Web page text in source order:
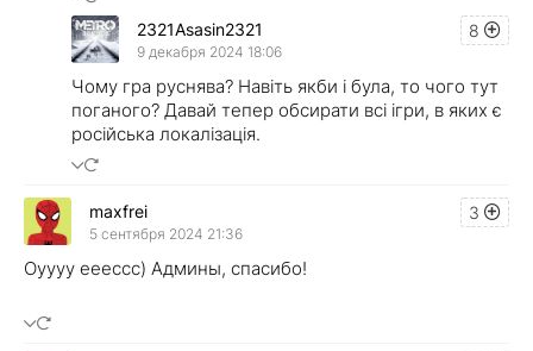
8
2321Asasin2321
9 декабря 2024 18:06
Чому гра руснява? Навіть якби і була, то чого тут
поганого? Давай тепер обсирати всі ігри, в яких є
російська локалізація.
3
maxfrei
5 сентября 2024 21:36
Оуууу ееессс) Админы, спасибо!